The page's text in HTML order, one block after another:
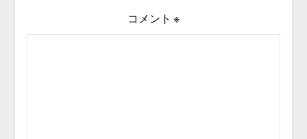
コメント ※